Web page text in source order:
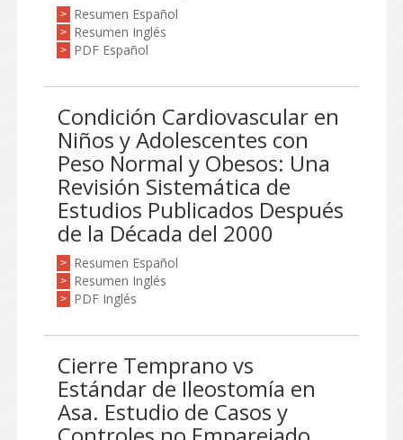
> Resumen Español
> Resumen Inglés
> PDF Español
Condición Cardiovascular en
Niños y Adolescentes con
Peso Normal y Obesos: Una
Revisión Sistemática de
Estudios Publicados Después
de la Década del 2000
> Resumen Español
> Resumen Inglés
> PDF Inglés
Cierre Temprano vs
Estándar de Ileostomía en
Asa. Estudio de Casos y